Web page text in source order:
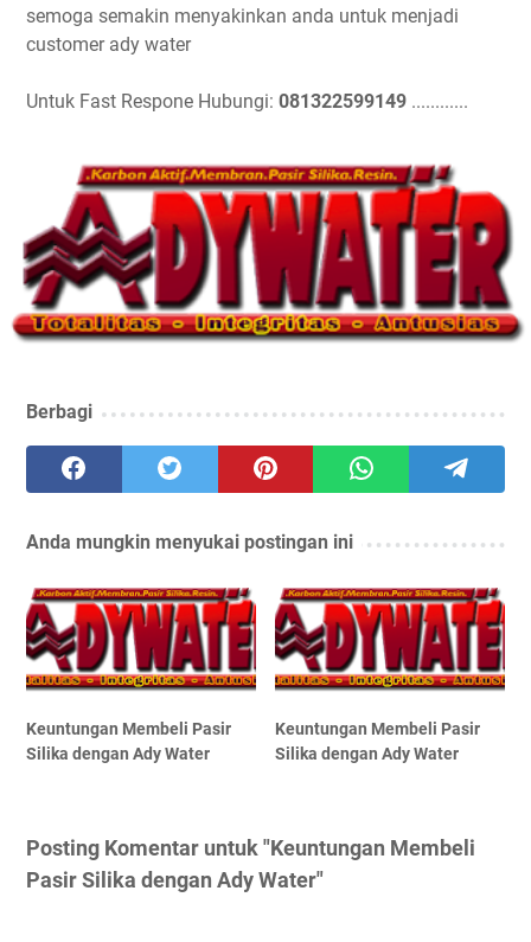
semoga semakin menyakinkan anda untuk menjadi
customer ady water
Untuk Fast Respone Hubungi: 081322599149 ............
Berbagi
Anda mungkin menyukai postingan ini
Keuntungan Membeli Pasir
Silika dengan Ady Water
Keuntungan Membeli Pasir
Silika dengan Ady Water
Posting Komentar untuk "Keuntungan Membeli
Pasir Silika dengan Ady Water"